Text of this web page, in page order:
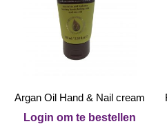
Argan Oil Hand & Nail cream
Login om te bestellen